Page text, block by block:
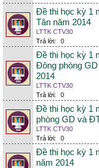
Đề thi học kỳ 1
Tân năm 2014
LTTK CTV30
Trả lời:
0
Đề thi học kỳ 1
Đông phòng
2014
LTTK CTV30
Trả lời:
0
Đề thi học kỳ 1
phòng GD và
LTTK CTV30
Trả lời:
0
Đề thi học kỳ 1
năm 2014